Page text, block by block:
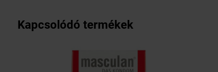
Kapcsolódó termékek